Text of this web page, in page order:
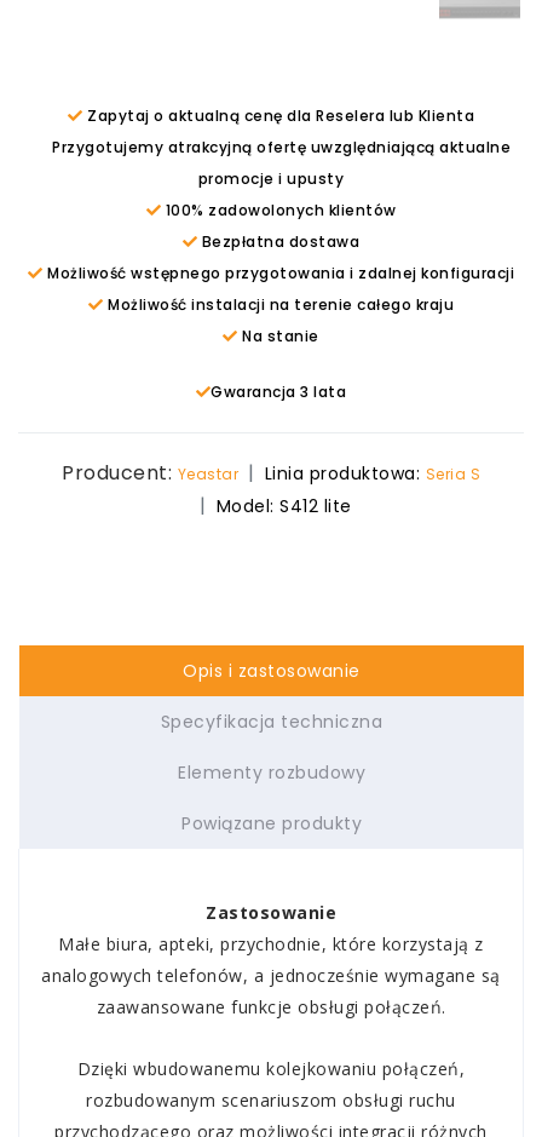
Zapytaj o aktualną cenę dla Reselera lub Klienta
Przygotujemy atrakcyjną ofertę uwzględniającą aktualne
promocje i upusty
100% zadowolonych klientów
Bezpłatna dostawa
Możliwość wstępnego przygotowania i zdalnej konfiguracji
Możliwość instalacji na terenie całego kraju
Na stanie
Gwarancja 3 lata
Producent: Yeastar Linia produktowa: Seria S
Model:S412 lite
Opis i zastosowanie
Specyfikacja techniczna
Elementy rozbudowy
Powiązane produkty
Zastosowanie
Małe biura, apteki, przychodnie, które korzystają z
analogowych telefonów, a jednocześnie wymagane są
zaawansowane funkcje obsługi połączeń.
Dzięki wbudowanemu kolejkowaniu połączeń,
rozbudowanym scenariuszom obsługi ruchu
przychodzącego oraz możliwości integracji różnych